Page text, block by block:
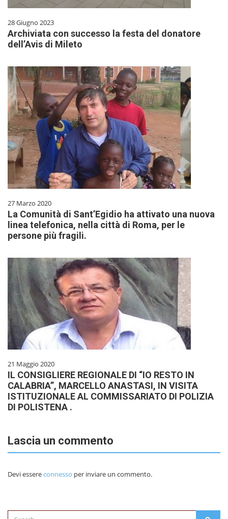
28 Giugno 2023
Archiviata con successo la festa del donatore
dell’Avis di Mileto
27 Marzo 2020
La Comunità di Sant’Egidio ha attivato una nuova
linea telefonica, nella città di Roma, per le
persone più fragili.
21 Maggio 2020
IL CONSIGLIERE REGIONALE DI “IO RESTO IN
CALABRIA”, MARCELLO ANASTASI, IN VISITA
ISTITUZIONALE AL COMMISSARIATO DI POLIZIA
DI POLISTENA .
Lascia un commento
Devi essereconnesso per inviare un commento.
Search